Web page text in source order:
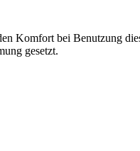
Komfort bei Benutzung
gesetzt.